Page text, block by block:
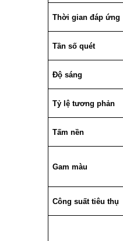
Thời gian đáp ứng
Tần số quét
Độ sáng
Tỷ lệ tương phản
Tấm nền
Gam màu
Công suất tiêu thụ